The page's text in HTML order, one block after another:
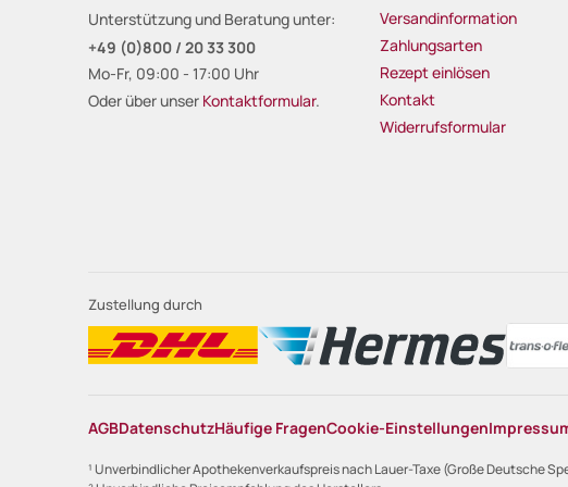
Unterstützung und Beratung unter:
+49 (0)800 / 20 33 300
Mo-Fr, 09:00 - 17:00 Uhr
Oder über unser Kontaktformular.
Versandinformation
Zahlungsarten
Rezept einlösen
Kontakt
Widerrufsformular
Zustellung durch
AGBDatenschutzHäufige FragenCookie-Einstellungen
¹ Unverbindlicher Apothekenverkaufspreis nach Lauer-Taxe (Große Deutsche